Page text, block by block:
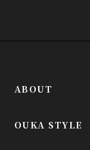
ABOUT
OUKA STYLE